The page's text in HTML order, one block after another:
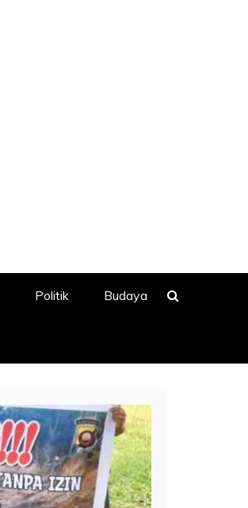
Politik Budaya